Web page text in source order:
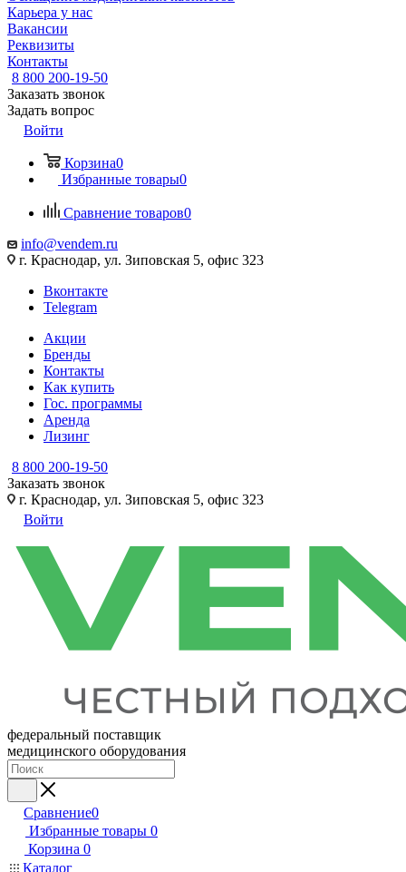
Карьера у нас
Вакансии
Реквизиты
Контакты
8 800 200-19-50
Заказать звонок
Задать вопрос
Войти
Корзина0
Избранные товары0
Сравнение товаров0
info@vendem.ru
г. Краснодар, ул. Зиповская 5, офис 323
Вконтакте
Telegram
Акции
Бренды
Контакты
Как купить
Гос. программы
Аренда
Лизинг
8 800 200-19-50
Заказать звонок
г. Краснодар, ул. Зиповская 5, офис 323
Войти
федеральный поставщик
медицинского оборудования
Сравнение0
Избранные товары 0
Корзина 0
Каталог